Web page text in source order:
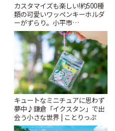
カスタマイズも楽しい!約500種
類の可愛いワッペンキーホルダ
ーがずらり。小平市
「Kimamaya T&K」 | ことりっ
ぷ
キュートなミニチュアに思わず
夢中♪鎌倉「イクスタン」で出
会う小さな世界 | ことりっぷ